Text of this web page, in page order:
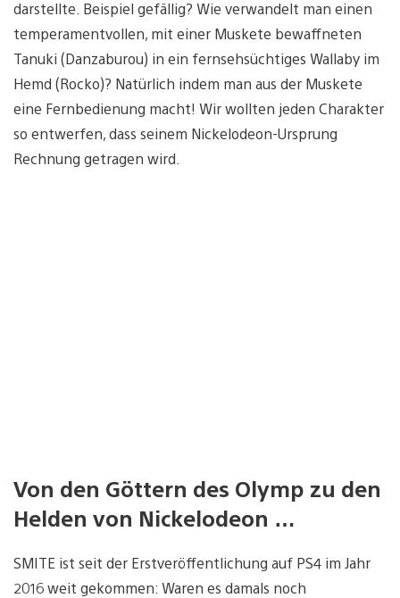
darstellte. Beispiel gefällig? Wie verwandelt man einen
temperamentvollen, mit einer Muskete bewaffneten
Tanuki (Danzaburou) in ein fernsehsüchtiges Wallaby im
Hemd (Rocko)? Natürlich indem man aus der Muskete
eine Fernbedienung macht! Wir wollten jeden Charakter
so entwerfen, dass seinem Nickelodeon-Ursprung
Rechnung getragen wird.
Von den Göttern des Olymp zu den
Helden von Nickelodeon …
SMITE ist seit der Erstveröffentlichung auf PS4 im Jahr
2016 weit gekommen: Waren es damals noch